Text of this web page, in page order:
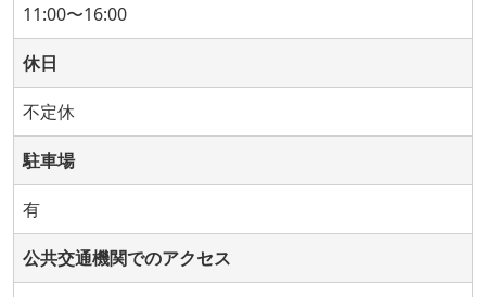
11:00〜16:00
休日
不定休
駐車場
有
公共交通機関でのアクセス